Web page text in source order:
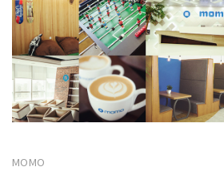
MOMO